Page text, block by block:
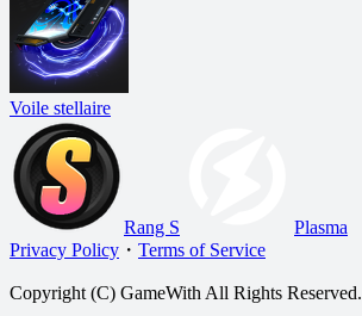
Voile stellaire
Rang S
Plasma
Privacy Policy ・ Terms of Service
Copyright (C) GameWith All Rights Reserved.